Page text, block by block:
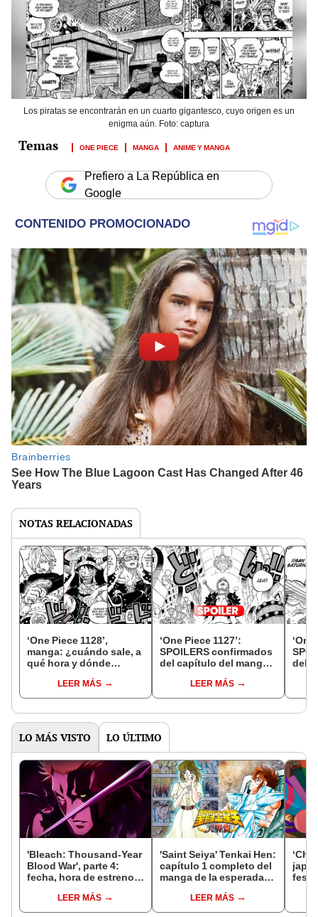
Los piratas se encontrarán en un cuarto gigantesco, cuyo origen es un
enigma aún. Foto: captura
ONE PIECE MANGA ANIME Y MANGA
Prefiero a La República en
Google
NOTAS RELACIONADAS
‘One Piece 1128’,
manga: ¿cuándo sale, a
qué hora y dónde
capítulo?LEER MÁS
‘One Piece 1127’:
SPOILERS confirmados
del capítulo del manga
septiembreLEER MÁS
del
LO MÁS VISTO LO ÚLTIMO
'Bleach: Thousand-Year
Blood War', parte 4:
fecha, hora de estreno,
final del anime
LEER MÁS
'Saint Seiya' Tenkai Hen:
capítulo 1 completo del
manga de la esperada
LEER MÁS